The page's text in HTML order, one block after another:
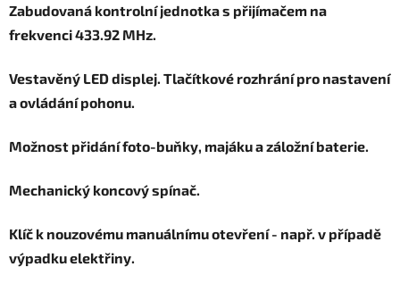
Zabudovaná kontrolní jednotka s přijímačem na
frekvenci 433.92 MHz.
Vestavěný LED displej. Tlačítkové rozhrání pro nastavení
a ovládání pohonu.
Možnost přidání foto-buňky, majáku a záložní baterie.
Mechanický koncový spínač.
Klíč k nouzovému manuálnímu otevření - např. v případě
výpadku elektřiny.